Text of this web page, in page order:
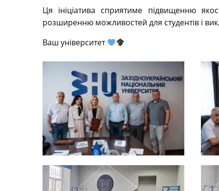
Ця ініціатива сприятиме підвищенню
розширенню можливостей для студентів і
Ваш університет